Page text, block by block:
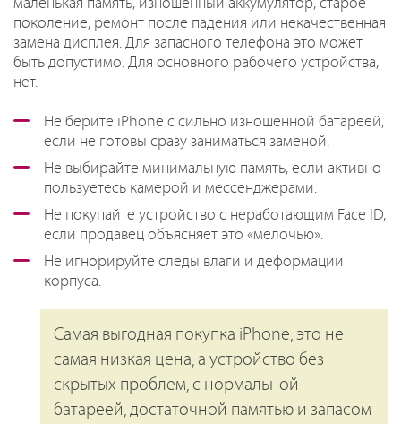
поколение, ремонт после падения или некачественная
замена дисплея. Для запасного телефона это может
быть допустимо. Для основного рабочего устройства,
нет.
Не берите iPhone с сильно изношенной батареей,
если не готовы сразу заниматься заменой.
Не выбирайте минимальную память, если активно
пользуетесь камерой и мессенджерами.
Не покупайте устройство с неработающим Face ID,
если продавец объясняет это «мелочью».
Не игнорируйте следы влаги и деформации
корпуса.
Самая выгодная покупка iPhone, это не
самая низкая цена, а устройство без
скрытых проблем, с нормальной
батареей, достаточной памятью и запасом